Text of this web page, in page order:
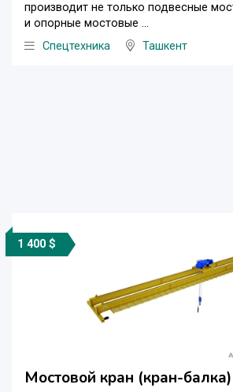
производит не только подвесные
и опорные мостовые ...
Спецтехника
Ташкент
1 400 $
Мостовой кран (кран-балка)